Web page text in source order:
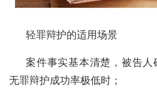
轻罪辩护的适用场景
案件事实基本清楚，被告人
无罪辩护成功率极低时；